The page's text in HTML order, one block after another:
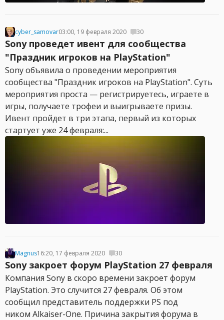
cyber_samovar03:00, 19 февраля 2020 30
Sony проведет ивент для сообщества
"Праздник игроков на PlayStation"
Sony объявила о проведении мероприятия
сообщества "Праздник игроков на PlayStation". Суть
мероприятия проста — регистрируетесь, играете в
игры, получаете трофеи и выигрываете призы.
Ивент пройдет в три этапа, первый из которых
стартует уже 24 февраля:...
Magnus16:20, 17 февраля 2020 30
Sony закроет форум PlayStation 27 февраля
Компания Sony в скоро времени закроет форум
PlayStation. Это случится 27 февраля. Об этом
сообщил представитель поддержки PS под
ником Alkaiser-One. Причина закрытия форума в